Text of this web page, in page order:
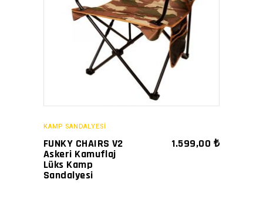
SATIN AL
KAMP SANDALYESİ
FUNKY CHAIRS V2
Askeri Kamuflaj
Lüks Kamp
Sandalyesi
1.599,00 ₺